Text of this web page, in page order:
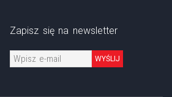
Zapisz się na newsletter
WYŚLIJ